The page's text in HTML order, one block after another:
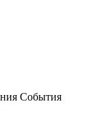
События